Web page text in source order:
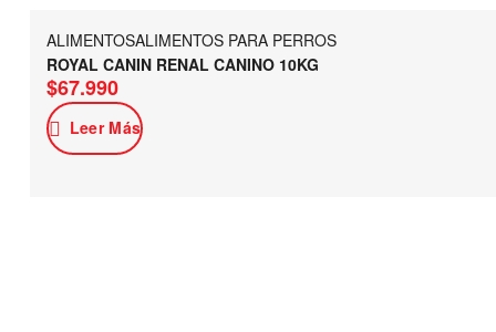
ALIMENTOSALIMENTOS PARA PERROS
ROYAL CANIN RENAL CANINO 10KG
$67.990
Leer Más